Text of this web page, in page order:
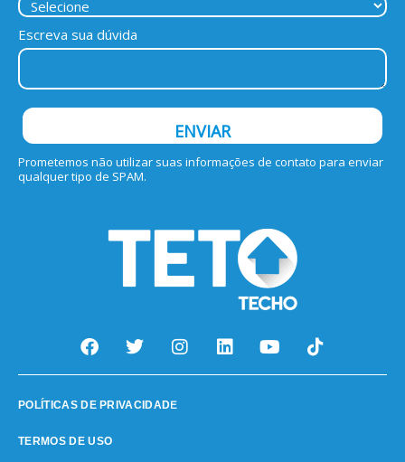
Escreva sua dúvida
ENVIAR
Prometemos não utilizar suas informações de contato para enviar
qualquer tipo de SPAM.
POLÍTICAS DE PRIVACIDADE
TERMOS DE USO